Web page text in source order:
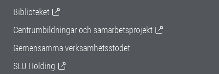
Biblioteket
Centrumbildningar och samarbetsprojekt
Gemensamma verksamhetsstödet
SLU Holding